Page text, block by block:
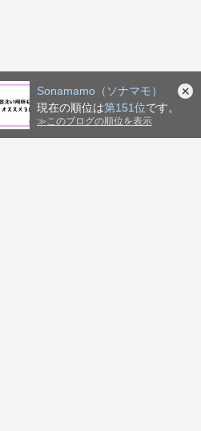
Sonamamo（ソナマモ）
現在の順位は第151位です。
≫ このブログの順位を表示